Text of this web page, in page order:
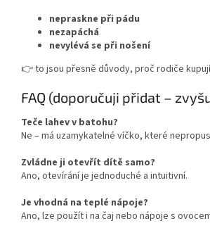
nepraskne při pádu
nezapáchá
nevylévá se při nošení
👉 to jsou přesně důvody, proč rodiče
FAQ (doporučuji přidat –
Teče lahev v batohu?
Ne – má uzamykatelné víčko, které
Zvládne ji otevřít dítě samo?
Ano, otevírání je jednoduché a intuitivní.
Je vhodná na teplé nápoje?
Ano, lze použít i na čaj nebo nápoje s